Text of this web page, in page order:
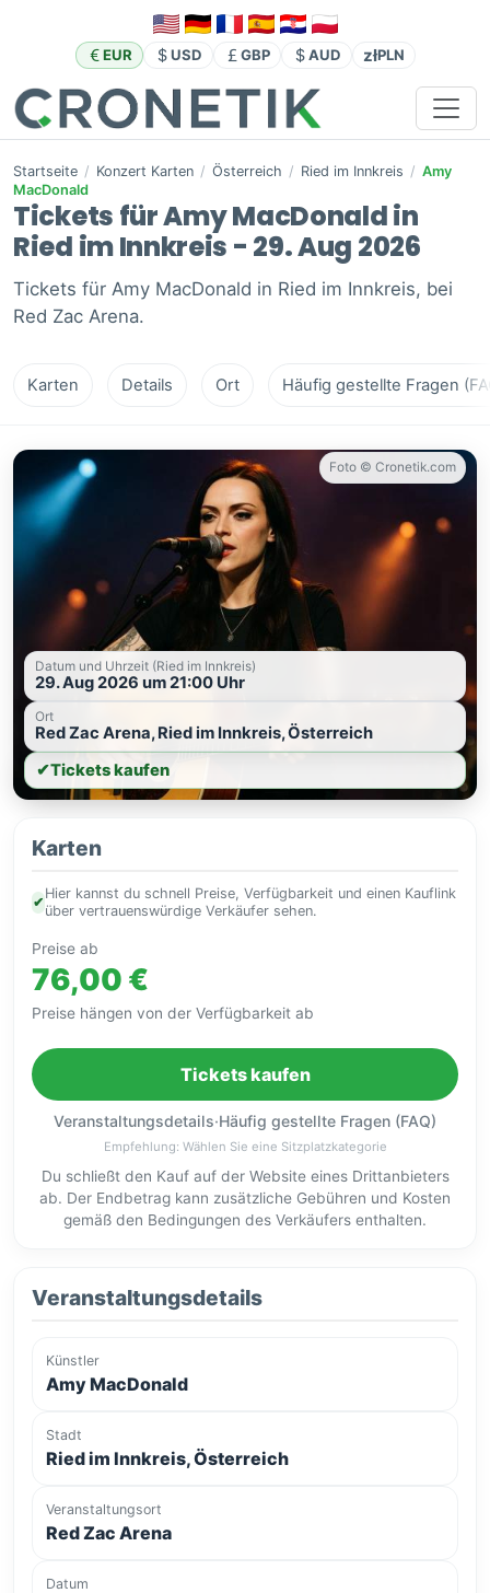
EUR USD GBP AUD złPLN
Startseite / Konzert Karten / Österreich / Ried im Innkreis / Amy
MacDonald
Tickets für Amy MacDonald in
Ried im Innkreis - 29. Aug 2026
Tickets für Amy MacDonald in Ried im Innkreis, bei
Red Zac Arena.
Karten Details Ort Häufig gestellte Fragen
Foto © Cronetik.com
Datum und Uhrzeit (Ried im Innkreis)
29. Aug 2026 um 21:00 Uhr
Ort
Red Zac Arena, Ried im Innkreis, Österreich
✔Tickets kaufen
Karten
✔
Hier kannst du schnell Preise, Verfügbarkeit und einen Kauflink
über vertrauenswürdige Verkäufer sehen.
Preise ab
76,00 €
Preise hängen von der Verfügbarkeit ab
Tickets kaufen
Veranstaltungsdetails·Häufig gestellte Fragen (FAQ)
Empfehlung: Wählen Sie eine Sitzplatzkategorie
Du schließt den Kauf auf der Website eines Drittanbieters
ab. Der Endbetrag kann zusätzliche Gebühren und Kosten
gemäß den Bedingungen des Verkäufers enthalten.
Veranstaltungsdetails
Künstler
Amy MacDonald
Stadt
Ried im Innkreis, Österreich
Veranstaltungsort
Red Zac Arena
Datum